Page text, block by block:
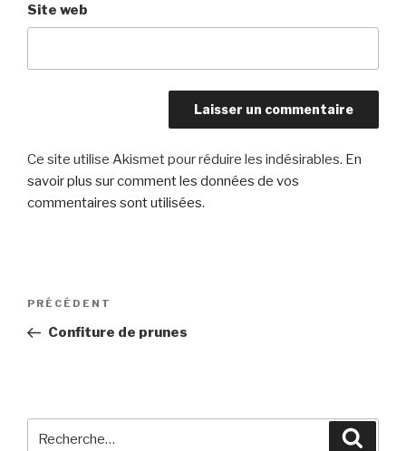
Site web
Ce site utilise Akismet pour réduire les indésirables. En
savoir plus sur comment les données de vos
commentaires sont utilisées.
Navigation
l’article
Article
précédent
PRÉCÉDENT
Confiture de prunes